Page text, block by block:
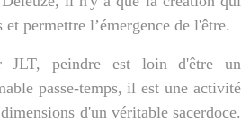
permettre l’émergence de l'être.
JLT, peindre est loin d'être un
passe-temps, il est une activité
d'un véritable sacerdoce.